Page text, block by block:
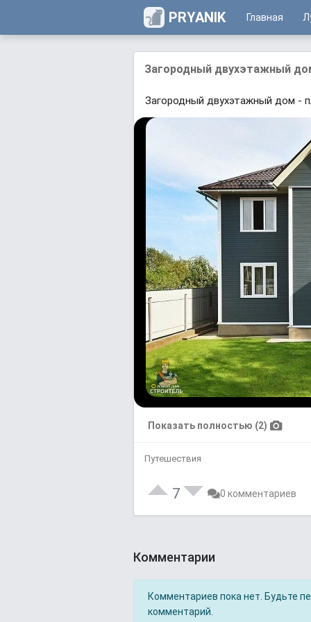
PRYANIK Главная
Загородный двухэтажный
Загородный двухэтажный дом -
Показать полностью (2)
Путешествия
7 0 комментариев
Комментарии
Комментариев пока нет. Будьте
комментарий.